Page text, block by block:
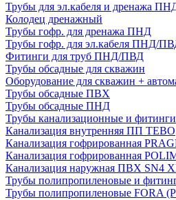
Трубы для эл.кабеля и дренажа
Колодец дренажный
Трубы гофр. для дренажа ПНД
Трубы гофр. для эл.кабеля ПНД/
Фитинги для труб ПНД/ПВД
Трубы обсадные для скважин
Оборудование для скважин +
Трубы обсадные ПВХ
Трубы обсадные ПНД
Трубы канализационные и фитинги
Канализация внутренняя ПП TEBO
Канализация гофрированная
Канализация гофрированная
Канализация наружная ПВХ
Трубы полипропиленовые и
Трубы полипропиленовые FORA